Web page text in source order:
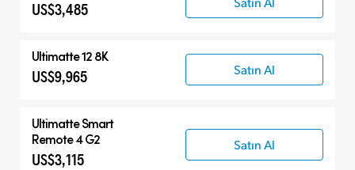
US$3,485
Ultimatte 12 8K
US$9,965 Satın Al
Ultimatte Smart
Remote 4 G2
US$3,115
Satın Al